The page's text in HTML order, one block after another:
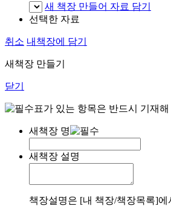
새 책장 만들어 자료 담기
선택한 자료
취소 내책장에 담기
새책장 만들기
닫기
표가 있는 항목은 반드시 기재
새책장 명
새책장 설명
책장설명은 [내 책장/책장목록]